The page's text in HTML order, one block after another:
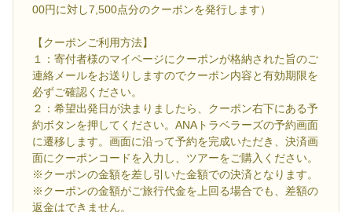
00円に対し7,500点分のクーポンを発行します）
【クーポンご利用方法】
１：寄付者様のマイページにクーポンが格納された旨のご
連絡メールをお送りしますのでクーポン内容と有効期限を
必ずご確認ください。
２：希望出発日が決まりましたら、クーポン右下にある予
約ボタンを押してください。ANAトラベラーズの予約画面
に遷移します。画面に沿って予約を完成いただき、決済画
面にクーポンコードを入力し、ツアーをご購入ください。
※クーポンの金額を差し引いた金額での決済となります。
※クーポンの金額がご旅行代金を上回る場合でも、差額の
返金はできません。